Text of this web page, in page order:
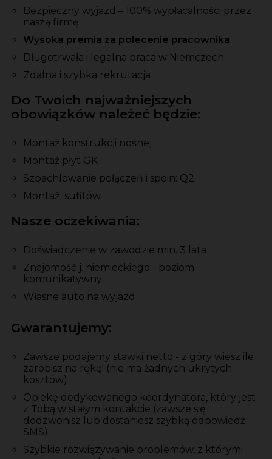
Bezpieczny wyjazd – 100% wypłacalności przez
naszą firmę
Wysoka premia za polecenie pracownika
Długotrwała i legalna praca w Niemczech
Zdalna i szybka rekrutacja
Do Twoich najważniejszych
obowiązków należeć będzie:
Montaż konstrukcji nośnej
Montaż płyt GK
Szpachlowanie połączeń i spoin: Q2
Montaż sufitów
Nasze oczekiwania:
Doświadczenie w zawodzie min. 3 lata
Znajomość j. niemieckiego - poziom
komunikatywny
Własne auto na wyjazd
Gwarantujemy:
Zawsze podajemy stawki netto - z góry wiesz ile
zarobisz na rękę! (nie ma żadnych ukrytych
kosztów)
Opiekę dedykowanego koordynatora, który jest
z Tobą w stałym kontakcie (zawsze się
dodzwonisz lub dostaniesz szybką odpowiedź
SMS)
Szybkie rozwiązywanie problemów, z którymi